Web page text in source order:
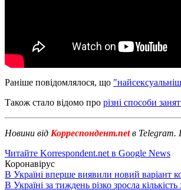
Раніше повідомлялося, що
Також стало відомо про різні способи
Новини від Корреспондент.netв Telegram.
Читайте Korrespondent.net в Google News
Коронавірус
В Україні вперше виявили новий варіант
В Україні за тиждень різко зросла